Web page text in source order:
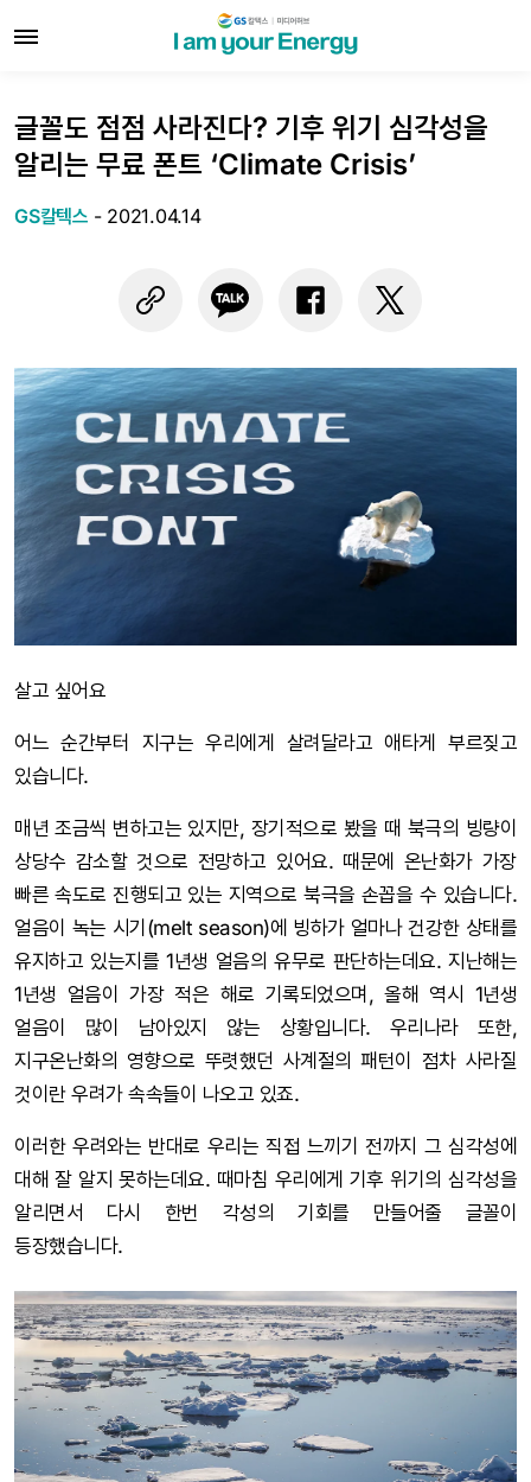
글꼴도 점점 사라진다? 기후 위기 심각성을
알리는 무료 폰트 ‘Climate Crisis’
GS칼텍스 - 2021.04.14
살고 싶어요
어느 순간부터 지구는 우리에게 살려달라고 애타게 부르짖고
있습니다.
매년 조금씩 변하고는 있지만, 장기적으로 봤을 때 북극의 빙량이
상당수 감소할 것으로 전망하고 있어요. 때문에 온난화가 가장
빠른 속도로 진행되고 있는 지역으로 북극을 손꼽을 수 있습니다.
얼음이 녹는 시기(melt season)에 빙하가 얼마나 건강한 상태를
유지하고 있는지를 1년생 얼음의 유무로 판단하는데요. 지난해는
1년생 얼음이 가장 적은 해로 기록되었으며, 올해 역시 1년생
얼음이 많이 남아있지 않는 상황입니다. 우리나라 또한,
지구온난화의 영향으로 뚜렷했던 사계절의 패턴이 점차 사라질
것이란 우려가 속속들이 나오고 있죠.
이러한 우려와는 반대로 우리는 직접 느끼기 전까지 그 심각성에
대해 잘 알지 못하는데요. 때마침 우리에게 기후 위기의 심각성을
알리면서 다시 한번 각성의 기회를 만들어줄 글꼴이
등장했습니다.